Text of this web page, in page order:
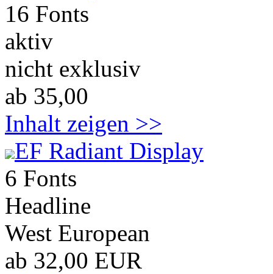
16 Fonts
aktiv
nicht exklusiv
ab 35,00
Inhalt zeigen >>
EF Radiant Display
6 Fonts
Headline
West European
ab 32,00 EUR